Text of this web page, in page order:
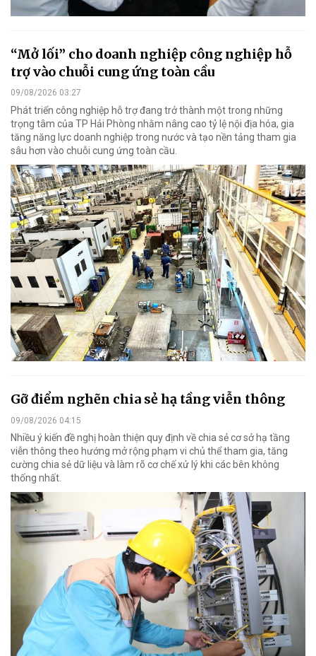
“Mở lối” cho doanh nghiệp công nghiệp hỗ
trợ vào chuỗi cung ứng toàn cầu
09/08/2026 03:27
Phát triển công nghiệp hỗ trợ đang trở thành một trong những
trọng tâm của TP Hải Phòng nhằm nâng cao tỷ lệ nội địa hóa, gia
tăng năng lực doanh nghiệp trong nước và tạo nền tảng tham gia
sâu hơn vào chuỗi cung ứng toàn cầu.
Gỡ điểm nghẽn chia sẻ hạ tầng viễn thông
09/08/2026 04:15
Nhiều ý kiến đề nghị hoàn thiện quy định về chia sẻ cơ sở hạ tầng
viễn thông theo hướng mở rộng phạm vi chủ thể tham gia, tăng
cường chia sẻ dữ liệu và làm rõ cơ chế xử lý khi các bên không
thống nhất.